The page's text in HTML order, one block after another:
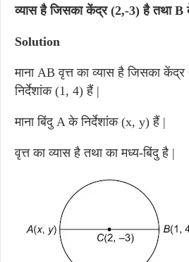
व्यास है जिसका केंद्र (2,-3) है तथा B
Solution
माना AB वृत्त का व्यास है जिसका
निर्देशांक (1, 4) हैं |
माना बिंदु A के निर्देशांक (x, y) हैं |
वृत्त का व्यास है तथा का मध्य-बिंदु है |